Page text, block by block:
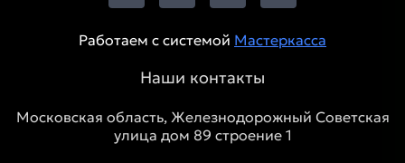
Работаем с системой Мастеркасса
Наши контакты
Московская область, Железнодорожный Советская
улица дом 89 строение 1